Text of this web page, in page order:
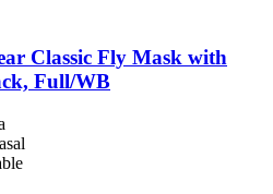
Classic Fly Mask with
Full/WB